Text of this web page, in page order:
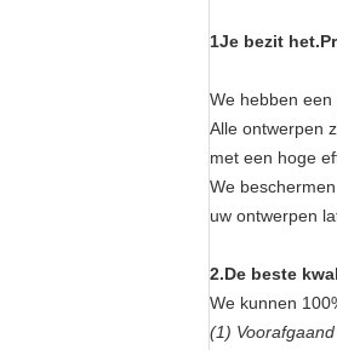
1Je bezit het.
We hebben
Alle ontwerpen
met een hoge
We
uw ontwerpen
2.De beste
We kunnen
(1)